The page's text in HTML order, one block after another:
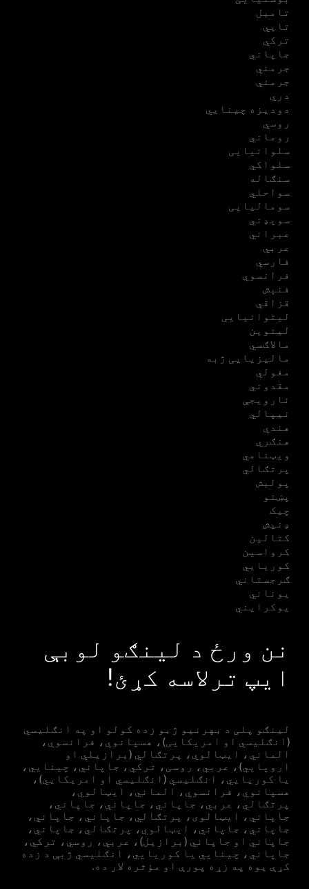
تامیل
تایي
ترکي
جاپاني
جرمني
جرمني
دري
دودیزه چینایي
روسي
روماني
سلوانیایی
سلواکي
سنګاله
سواحلي
سومالیایی
سویډني
عبراني
عربي
فارسي
فرانسوي
فنېش
قزاقي
لیتوانیایی
لیتوین
مالاګسي
مالیزیایی ژبه
مغولي
مقدوني
نارویجې
نیپالي
هندي
هنګري
ویټنامي
پرتګالي
پولیش
پښتو
چیک
ډنیش
کتالین
کرواسین
کوریایي
ګرجستاني
یوناني
یوکرایني
نن ورځ د لینګو لوبې
ایپ ترلاسه کړئ!
لینګو پلی د بهرنیو ژبو زده کولو او په انګلیسي
(انګلیسي او امریکایی)، هسپانوي، فرانسوي،
الماني، ایټالوي، پرتګالي (برازیلي او
اروپايي)، عربي، روسی، ترکي، جاپاني، چینایي،
یا کوریايي، انګلیسي (انګلیسي او امریکایي)،
هسپانوي، فرانسوي، الماني، ایټالوي،
پرتګالي، عربي، جاپاني، جاپاني، جاپاني،
جاپاني، ایټالوی، پرتګالي، جاپاني، جاپاني،
جاپاني، جاپاني، ایټالوي، پرتګالي، جاپاني،
جاپاني او جاپاني (برازيل)، عربي، روسي، ترکي،
جاپاني، چینايي یا کوریايي، انګلیسي ژبې د زده
کړې یوه په زړه پورې او مؤثره لار ده.